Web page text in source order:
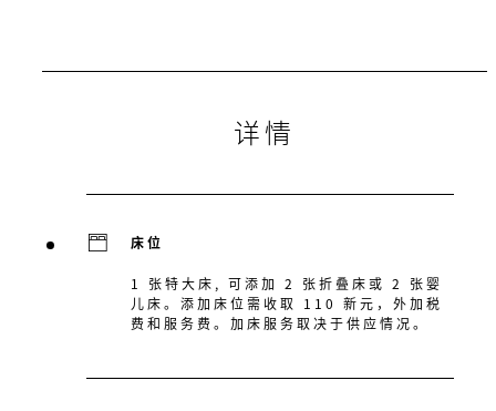
详情
床位
1 张特大床, 可添加 2 张折叠床或 2 张婴
儿床。添加床位需收取 110 新元，外加税
费和服务费。加床服务取决于供应情况。